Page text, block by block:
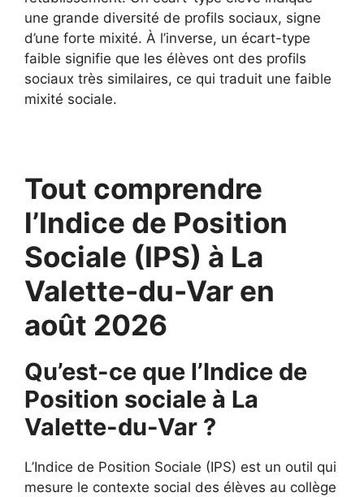
une grande diversité de profils sociaux, signe
d’une forte mixité. À l’inverse, un écart-type
faible signifie que les élèves ont des profils
sociaux très similaires, ce qui traduit une faible
mixité sociale.
Tout comprendre
l’Indice de Position
Sociale (IPS) à La
Valette-du-Var en
août 2026
Qu’est-ce que l’Indice de
Position sociale à La
Valette-du-Var ?
L’Indice de Position Sociale (IPS) est un outil qui
mesure le contexte social des élèves au collège